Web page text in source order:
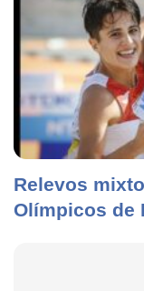
Relevos
Olímpicos de